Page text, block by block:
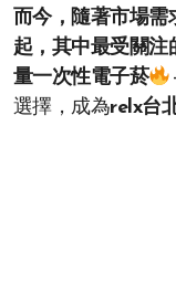
而今，隨著市場
起，其中最受關注
量一次性電子菸
選擇，成為relx台